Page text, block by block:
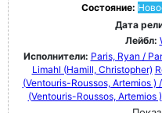
Состояние:
Дата
Лейбл:
Исполнители: Paris, Ryan /
Limahl (Hamill, Christopher)
(Ventouris-Roussos, Artemios )
(Ventouris-Roussos, Artemios )